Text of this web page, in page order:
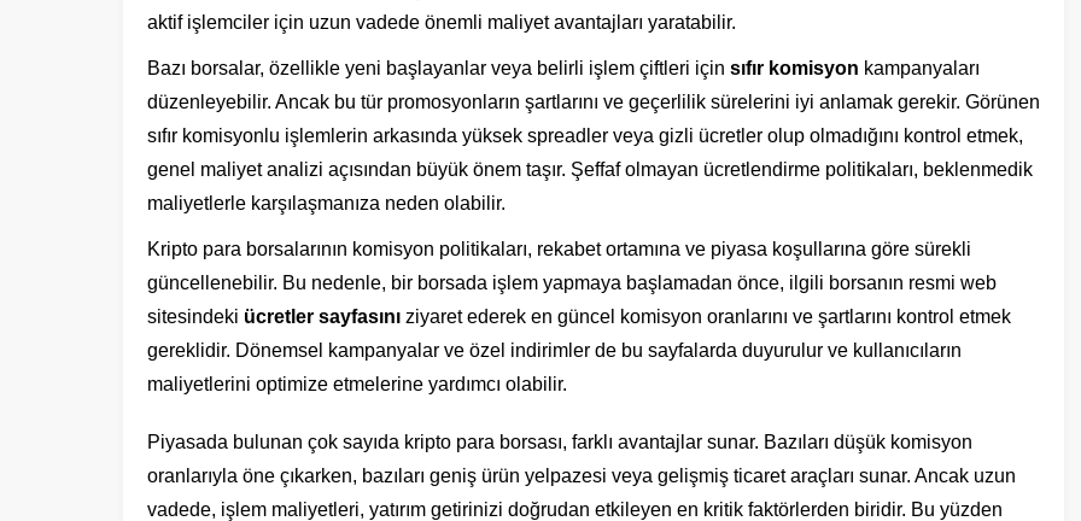
aktif işlemciler için uzun vadede önemli maliyet avantajları yaratabilir.
Bazı borsalar, özellikle yeni başlayanlar veya belirli işlem çiftleri için sıfır komisyon kampanyaları
düzenleyebilir. Ancak bu tür promosyonların şartlarını ve geçerlilik sürelerini iyi anlamak gerekir. Görünen
sıfır komisyonlu işlemlerin arkasında yüksek spreadler veya gizli ücretler olup olmadığını kontrol etmek,
genel maliyet analizi açısından büyük önem taşır. Şeffaf olmayan ücretlendirme politikaları, beklenmedik
maliyetlerle karşılaşmanıza neden olabilir.
Kripto para borsalarının komisyon politikaları, rekabet ortamına ve piyasa koşullarına göre sürekli
güncellenebilir. Bu nedenle, bir borsada işlem yapmaya başlamadan önce, ilgili borsanın resmi web
sitesindeki ücretler sayfasını ziyaret ederek en güncel komisyon oranlarını ve şartlarını kontrol etmek
gereklidir. Dönemsel kampanyalar ve özel indirimler de bu sayfalarda duyurulur ve kullanıcıların
maliyetlerini optimize etmelerine yardımcı olabilir.
Piyasada bulunan çok sayıda kripto para borsası, farklı avantajlar sunar. Bazıları düşük komisyon
oranlarıyla öne çıkarken, bazıları geniş ürün yelpazesi veya gelişmiş ticaret araçları sunar. Ancak uzun
vadede, işlem maliyetleri, yatırım getirinizi doğrudan etkileyen en kritik faktörlerden biridir. Bu yüzden